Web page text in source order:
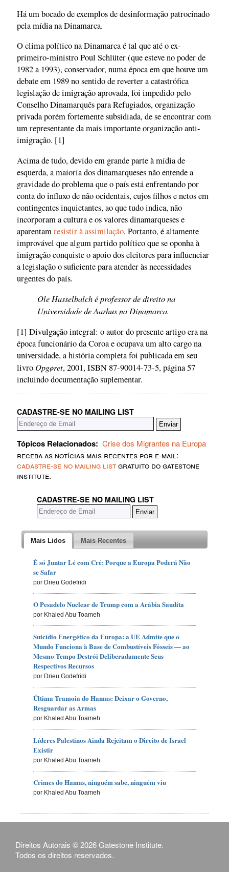
Há um bocado de exemplos de desinformação patrocinado
pela mídia na Dinamarca.
O clima político na Dinamarca é tal que até o ex-
primeiro-ministro Poul Schlüter (que esteve no poder de
1982 a 1993), conservador, numa época em que houve um
debate em 1989 no sentido de reverter a catastrófica
legislação de imigração aprovada, foi impedido pelo
Conselho Dinamarquês para Refugiados, organização
privada porém fortemente subsidiada, de se encontrar com
um representante da mais importante organização anti-
imigração. [1]
Acima de tudo, devido em grande parte à mídia de
esquerda, a maioria dos dinamarqueses não entende a
gravidade do problema que o país está enfrentando por
conta do influxo de não ocidentais, cujos filhos e netos em
contingentes inquietantes, ao que tudo indica, não
incorporam a cultura e os valores dinamarqueses e
aparentamresistir à assimilação. Portanto, é altamente
improvável que algum partido político que se oponha à
imigração conquiste o apoio dos eleitores para influenciar
a legislação o suficiente para atender às necessidades
urgentes do país.
Ole Hasselbalch é professor de direito na
Universidade de Aarhus na Dinamarca.
[1] Divulgação integral: o autor do presente artigo era na
época funcionário da Coroa e ocupava um alto cargo na
universidade, a história completa foi publicada em seu
livro Opgøret, 2001, ISBN 87-90014-73-5, página 57
incluindo documentação suplementar.
CADASTRE-SE NO MAILING LIST
Tópicos Relacionados: Crise dos Migrantes na Europa
receba as notícias mais recentes por e-mail:
cadastre-se no mailing listgratuito do gatestone
institute.
CADASTRE-SE NO MAILING LIST
Mais Lidos Mais Recentes
É só Juntar Lé com Cré: Porque a Europa Poderá Não
se Safar
por Drieu Godefridi
O Pesadelo Nuclear de Trump com a Arábia Saudita
por Khaled Abu Toameh
Suicídio Energético da Europa: a UE Admite que o
Mundo Funciona à Base de Combustíveis Fósseis — ao
Mesmo Tempo Destrói Deliberadamente Seus
Respectivos Recursos
por Drieu Godefridi
Última Tramoia do Hamas: Deixar o Governo,
Resguardar as Armas
por Khaled Abu Toameh
Líderes Palestinos Ainda Rejeitam o Direito de Israel
Existir
por Khaled Abu Toameh
Crimes do Hamas, ninguém sabe, ninguém viu
por Khaled Abu Toameh
Direitos Autorais © 2026 Gatestone Institute.
Todos os direitos reservados.